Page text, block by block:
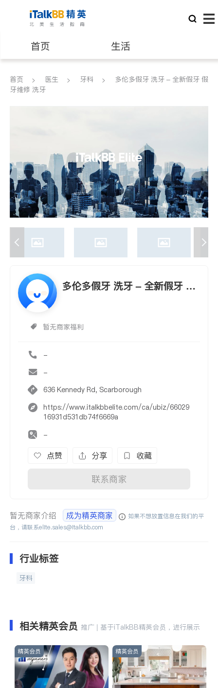
首页 生活
医生 律师
建筑装修
首页 医生 牙科
多伦多假牙 洗牙 – 全新假牙 假
牙维修 洗牙
多伦多假牙 洗牙 – 全新假牙 假
暂无商家福利
-
-
636 Kennedy Rd, Scarborough
https://www.italkbbelite.com/ca/ubiz/66029
16931d531db74f6669a
-
点赞 分享 收藏
联系商家
暂无商家介绍 成为精英商家
如果不想放置信息在我们的平
台，请联系elite.sales@italkbb.com
行业标签
牙科
相关精英会员 推广 | 基于iTalkBB精英会员，进行展示
精英会员 精英会员